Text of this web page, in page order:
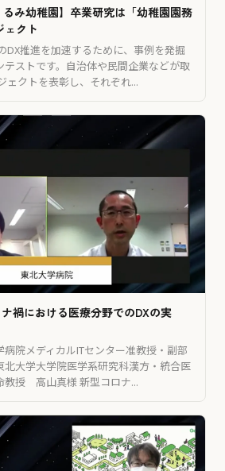
るみ幼稚園】卒業研究は「幼稚園園務
ェクト
DX推進を加速するために、事例を発掘
テストです。自治体や民間企業などが取
ェクトを表彰し、それぞれ...
禍における医療分野でのDXの実
院メディカルITセンター准教授・副部
大学大学院医学系研究科漢方・統合医
教授 高山真様 新型コロナ...